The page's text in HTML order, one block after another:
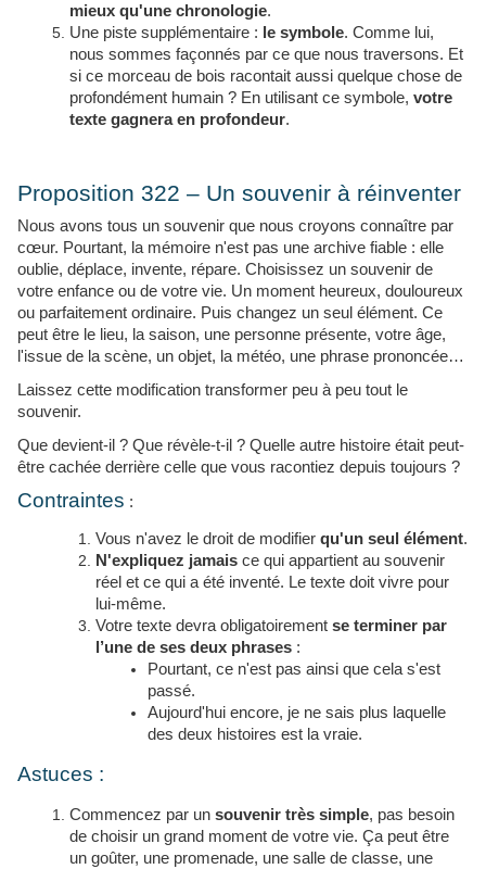
mieux qu'une chronologie.
Une piste supplémentaire : le symbole. Comme lui,
nous sommes façonnés par ce que nous traversons. Et
si ce morceau de bois racontait aussi quelque chose de
profondément humain ? En utilisant ce symbole, votre
texte gagnera en profondeur.
Proposition 322 – Un souvenir à réinventer
Nous avons tous un souvenir que nous croyons connaître par
cœur. Pourtant, la mémoire n'est pas une archive fiable : elle
oublie, déplace, invente, répare. Choisissez un souvenir de
votre enfance ou de votre vie. Un moment heureux, douloureux
ou parfaitement ordinaire. Puis changez un seul élément. Ce
peut être le lieu, la saison, une personne présente, votre âge,
l'issue de la scène, un objet, la météo, une phrase prononcée…
Laissez cette modification transformer peu à peu tout le
souvenir.
Que devient-il ? Que révèle-t-il ? Quelle autre histoire était peut-
être cachée derrière celle que vous racontiez depuis toujours ?
Contraintes :
Vous n'avez le droit de modifier qu'un seul élément.
N'expliquez jamais ce qui appartient au souvenir
réel et ce qui a été inventé. Le texte doit vivre pour
lui-même.
Votre texte devra obligatoirement se terminer par
l’une de ses deux phrases :
Pourtant, ce n'est pas ainsi que cela s'est
passé.
Aujourd'hui encore, je ne sais plus laquelle
des deux histoires est la vraie.
Astuces :
Commencez par un souvenir très simple, pas besoin
de choisir un grand moment de votre vie. Ça peut être
un goûter, une promenade, une salle de classe, une